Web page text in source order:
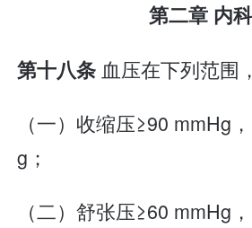
第二章 内科
第十八条 血压在下列范围
（一）收缩压≥90 mmHg
g；
（二）舒张压≥60 mmHg